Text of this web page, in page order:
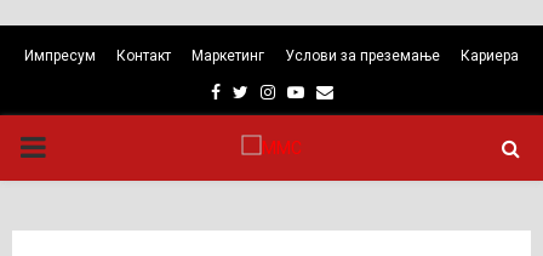
Импресум Контакт Маркетинг Услови за преземање Кариера
Facebook
TwitterInstagram
Youtube
Email
PRIMARY